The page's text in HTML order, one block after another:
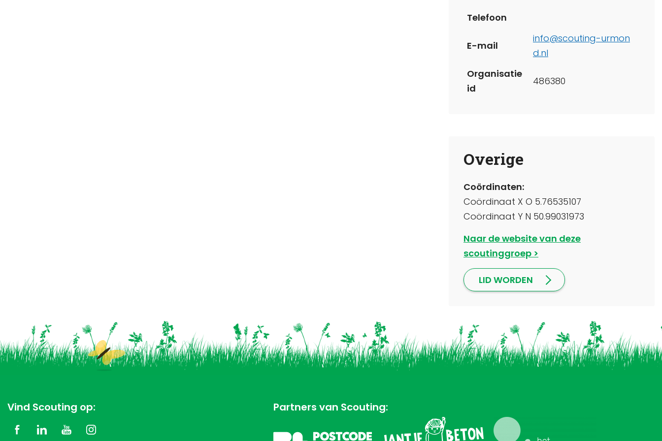
Telefoon
E-mail
info@scouting-urmon
d.nl
Organisatie
id
486380
Overige
Coördinaten:
Coördinaat X O 5.76535107
Coördinaat Y N 50.99031973
Naar de website van deze
scoutinggroep
LID WORDEN
Vind Scouting op: Partners van Scouting: